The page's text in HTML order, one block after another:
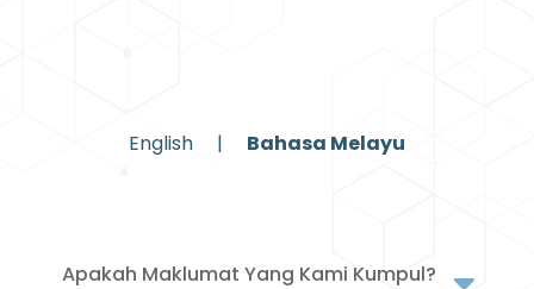
English | Bahasa Melayu
Apakah Maklumat Yang Kami Kumpul?